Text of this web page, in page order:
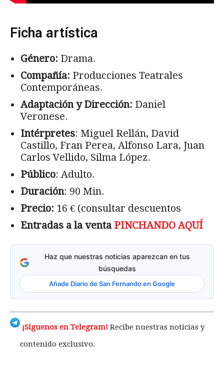
Ficha artística
Género: Drama.
Compañía: Producciones Teatrales
Contemporáneas.
Adaptación y Dirección: Daniel
Veronese.
Intérpretes: Miguel Rellán, David
Castillo, Fran Perea, Alfonso Lara, Juan
Carlos Vellido, Silma López.
Público: Adulto.
Duración: 90 Min.
Precio: 16 € (consultar descuentos
Entradas a la venta PINCHANDO AQUÍ
Haz que nuestras noticias aparezcan en tus
búsquedas
Añade Diario de San Fernando en Google
¡Síguenos en Telegram! Recibe nuestras noticias y
contenido exclusivo.